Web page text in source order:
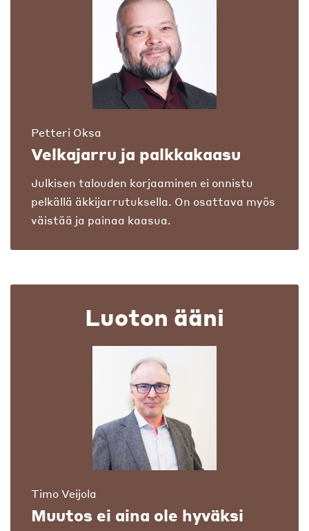
Petteri Oksa
Velkajarru ja palkkakaasu
Julkisen talouden korjaaminen ei onnistu
pelkällä äkkijarrutuksella. On osattava myös
väistää ja painaa kaasua.
Luoton ääni
Timo Veijola
Muutos ei aina ole hyväksi